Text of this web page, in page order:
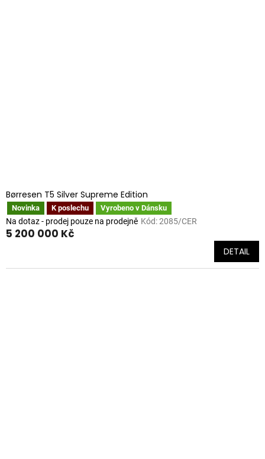
Børresen T5 Silver Supreme Edition
Novinka K poslechu Vyrobeno v Dánsku
Na dotaz - prodej pouze na prodejně Kód:2085/CER
5 200 000 Kč
DETAIL